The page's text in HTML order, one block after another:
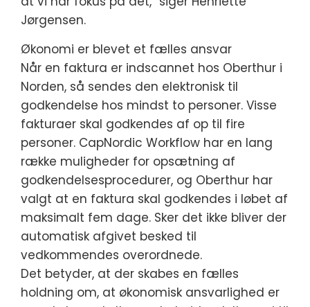
Jørgensen.
Økonomi er blevet et fælles ansvar
Når en faktura er indscannet hos Oberthur i
Norden, så sendes den elektronisk til
godkendelse hos mindst to personer. Visse
fakturaer skal godkendes af op til fire
personer. CapNordic Workflow har en lang
række muligheder for opsætning af
godkendelsesprocedurer, og Oberthur har
valgt at en faktura skal godkendes i løbet af
maksimalt fem dage. Sker det ikke bliver der
automatisk afgivet besked til
vedkommendes overordnede.
Det betyder, at der skabes en fælles
holdning om, at økonomisk ansvarlighed er